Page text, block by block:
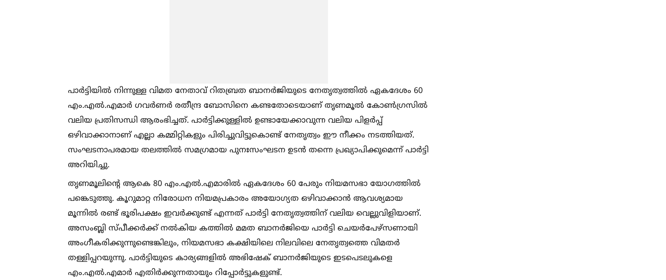
പാർട്ടിയില്‍ നിന്നുള്ള വിമത നേതാവ് റിതബ്രത ബാനർജിയുടെ നേതൃത്വത്തില്‍ ഏകദേശം 60
എം.എല്‍.എമാർ ഗവർണർ രതീന്ദ്ര ബോസിനെ കണ്ടതോടെയാണ് തൃണമൂല്‍ കോണ്‍ഗ്രസില്‍
വലിയ പ്രതിസന്ധി ആരംഭിച്ചത്. പാർട്ടിക്കുള്ളില്‍ ഉണ്ടായേക്കാവുന്ന വലിയ പിളർപ്പ്
ഒഴിവാക്കാനാണ് എല്ലാ കമ്മിറ്റികളും പിരിച്ചുവിട്ടുകൊണ്ട് നേതൃത്വം ഈ നീക്കം നടത്തിയത്.
സംഘടനാപരമായ തലത്തില്‍ സമഗ്രമായ പുനഃസംഘടന ഉടൻ തന്നെ പ്രഖ്യാപിക്കുമെന്ന് പാർട്ടി
അറിയിച്ചു.
തൃണമൂലിന്റെ ആകെ 80 എം.എല്‍.എമാരില്‍ ഏകദേശം 60 പേരും നിയമസഭാ യോഗത്തില്‍
പങ്കെടുത്തു. കൂറുമാറ്റ നിരോധന നിയമപ്രകാരം അയോഗ്യത ഒഴിവാക്കാൻ ആവശ്യമായ
മൂന്നില്‍ രണ്ട് ഭൂരിപക്ഷം ഇവർക്കുണ്ട് എന്നത് പാർട്ടി നേതൃത്വത്തിന് വലിയ വെല്ലുവിളിയാണ്.
അസംബ്ലി സ്പീക്കർക്ക് നല്‍കിയ കത്തില്‍ മമത ബാനർജിയെ പാർട്ടി ചെയർപേഴ്സണായി
അംഗീകരിക്കുന്നുണ്ടെങ്കിലും, നിയമസഭാ കക്ഷിയിലെ നിലവിലെ നേതൃത്വത്തെ വിമതർ
തള്ളിപ്പറയുന്നു. പാർട്ടിയുടെ കാര്യങ്ങളില്‍ അഭിഷേക് ബാനർജിയുടെ ഇടപെടലുകളെ
എം.എല്‍.എമാർ എതിർക്കുന്നതായും റിപ്പോർട്ടുകളുണ്ട്.